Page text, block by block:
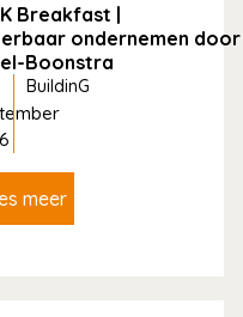
Breakfast |
ondernemen
Boonstra
BuildinG
meer